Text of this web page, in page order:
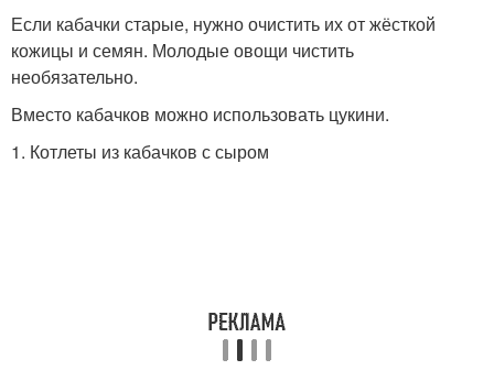
Если кабачки старые, нужно очистить их от жёсткой
кожицы и семян. Молодые овощи чистить
необязательно.
Вместо кабачков можно использовать цукини.
1. Котлеты из кабачков с сыром